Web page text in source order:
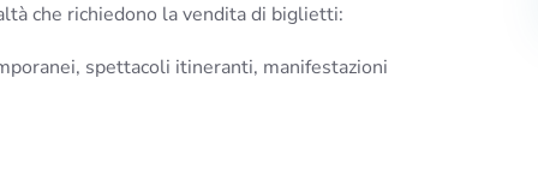
che richiedono la vendita di biglietti:
spettacoli itineranti, manifestazioni